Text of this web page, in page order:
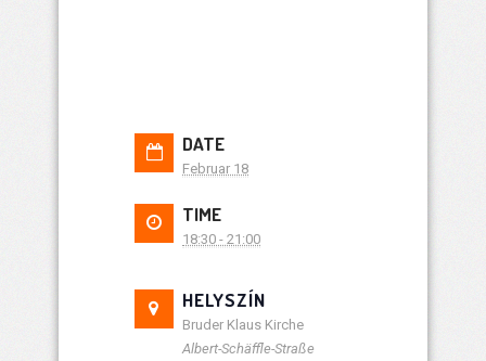
DATE
Februar 18
TIME
18:30 - 21:00
HELYSZÍN
Bruder Klaus Kirche
Albert-Schäffle-Straße